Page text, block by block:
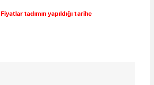
Fiyatlar tadımın yapıldığı tarihe